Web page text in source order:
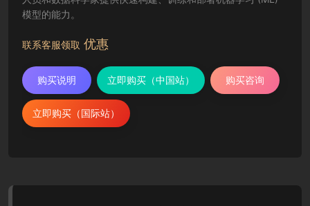
模型的能力。
联系客服领取 优惠
购买说明 立即购买（中国站） 购买咨询
立即购买（国际站）